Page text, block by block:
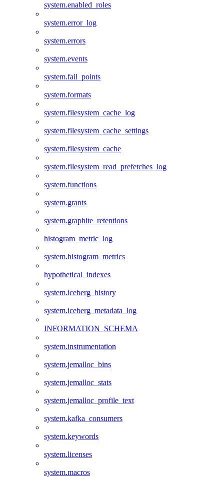
system.enabled_roles
system.error_log
system.errors
system.events
system.fail_points
system.formats
system.filesystem_cache_log
system.filesystem_cache_settings
system.filesystem_cache
system.filesystem_read_prefetches_log
system.functions
system.grants
system.graphite_retentions
histogram_metric_log
system.histogram_metrics
hypothetical_indexes
system.iceberg_history
system.iceberg_metadata_log
INFORMATION_SCHEMA
system.instrumentation
system.jemalloc_bins
system.jemalloc_stats
system.jemalloc_profile_text
system.kafka_consumers
system.keywords
system.licenses
system.macros